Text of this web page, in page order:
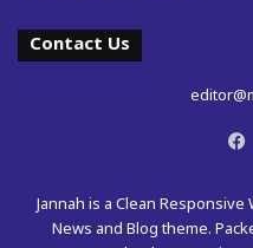
Contact Us
Jannah is a Clean
News and Blog theme.